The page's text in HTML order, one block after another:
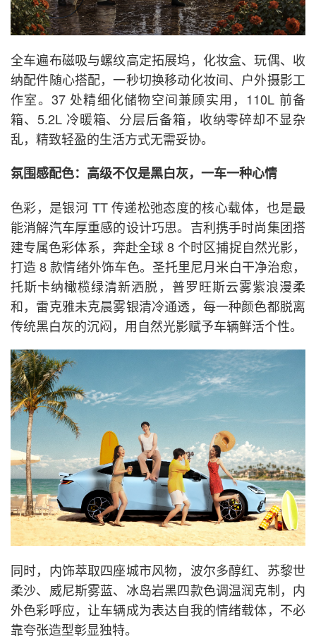
全车遍布磁吸与螺纹高定拓展坞，化妆盒、玩偶、收
纳配件随心搭配，一秒切换移动化妆间、户外摄影工
作室。37 处精细化储物空间兼顾实用，110L 前备
箱、5.2L 冷暖箱、分层后备箱，收纳零碎却不显杂
乱，精致轻盈的生活方式无需妥协。
氛围感配色：高级不仅是黑白灰，一车一种心情
色彩，是银河 TT 传递松弛态度的核心载体，也是最
能消解汽车厚重感的设计巧思。吉利携手时尚集团搭
建专属色彩体系，奔赴全球 8 个时区捕捉自然光影，
打造 8 款情绪外饰车色。圣托里尼月米白干净治愈，
托斯卡纳橄榄绿清新洒脱，普罗旺斯云雾紫浪漫柔
和，雷克雅未克晨雾银清冷通透，每一种颜色都脱离
传统黑白灰的沉闷，用自然光影赋予车辆鲜活个性。
同时，内饰萃取四座城市风物，波尔多醇红、苏黎世
柔沙、威尼斯雾蓝、冰岛岩黑四款色调温润克制，内
外色彩呼应，让车辆成为表达自我的情绪载体，不必
靠夸张造型彰显独特。